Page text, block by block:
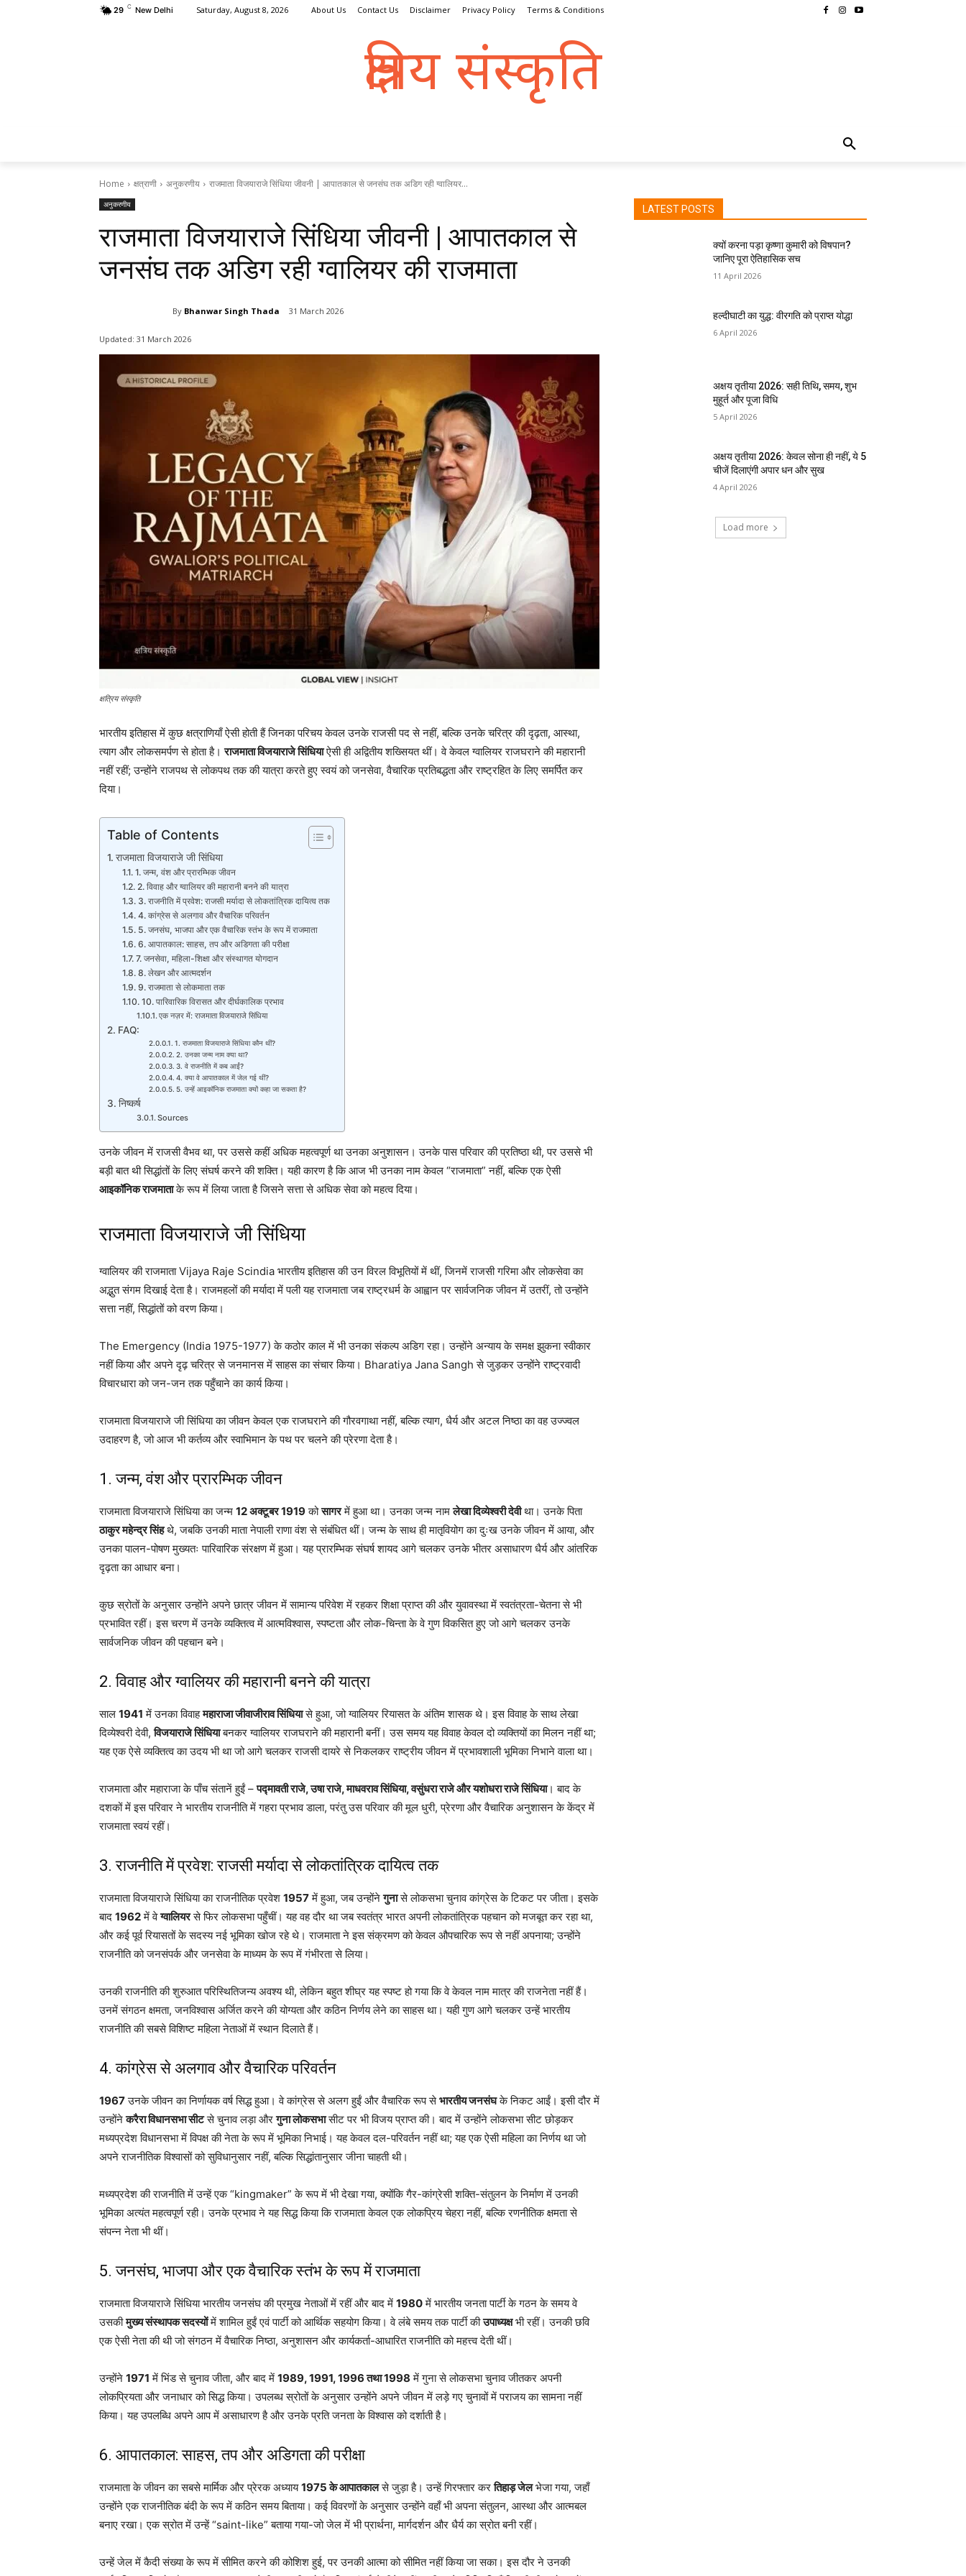
29 C New Delhi Saturday, August 8, 2026 About Us Contact Us Disclaimer Privacy Policy Terms & Conditions
क्षत्रिय संस्कृति
Home क्षत्राणी अनुकरणीय राजमाता विजयाराजे सिंधिया जीवनी | आपातकाल से जनसंघ तक अडिग रही ग्वालियर...
अनुकरणीय
राजमाता विजयाराजे सिंधिया जीवनी | आपातकाल से
जनसंघ तक अडिग रही ग्वालियर की राजमाता
By Bhanwar Singh Thada 31 March 2026
Updated: 31 March 2026
क्षत्रिय संस्कृति
भारतीय इतिहास में कुछ क्षत्राणियाँ ऐसी होती हैं जिनका परिचय केवल उनके राजसी पद से नहीं, बल्कि उनके चरित्र की दृढ़ता, आस्था,
त्याग और लोकसमर्पण से होता है।राजमाता विजयाराजे सिंधियाऐसी ही अद्वितीय शख्सियत थीं। वे केवल ग्वालियर राजघराने की महारानी
नहीं रहीं; उन्होंने राजपथ से लोकपथ तक की यात्रा करते हुए स्वयं को जनसेवा, वैचारिक प्रतिबद्धता और राष्ट्रहित के लिए समर्पित कर
दिया।
Table of Contents
राजमाता विजयाराजे जी सिंधिया
1. जन्म, वंश और प्रारम्भिक जीवन
2. विवाह और ग्वालियर की महारानी बनने की यात्रा
3. राजनीति में प्रवेश: राजसी मर्यादा से लोकतांत्रिक दायित्व तक
4. कांग्रेस से अलगाव और वैचारिक परिवर्तन
5. जनसंघ, भाजपा और एक वैचारिक स्तंभ के रूप में राजमाता
6. आपातकाल: साहस, तप और अडिगता की परीक्षा
7. जनसेवा, महिला-शिक्षा और संस्थागत योगदान
8. लेखन और आत्मदर्शन
9. राजमाता से लोकमाता तक
10. पारिवारिक विरासत और दीर्घकालिक प्रभाव
एक नज़र में: राजमाता विजयाराजे सिंधिया
FAQ:
1. राजमाता विजयाराजे सिंधिया कौन थीं?
2. उनका जन्म नाम क्या था?
3. वे राजनीति में कब आईं?
4. क्या वे आपातकाल में जेल गई थीं?
5. उन्हें आइकॉनिक राजमाता क्यों कहा जा सकता है?
निष्कर्ष
Sources
उनके जीवन में राजसी वैभव था, पर उससे कहीं अधिक महत्वपूर्ण था उनका अनुशासन। उनके पास परिवार की प्रतिष्ठा थी, पर उससे भी
बड़ी बात थी सिद्धांतों के लिए संघर्ष करने की शक्ति। यही कारण है कि आज भी उनका नाम केवल “राजमाता” नहीं, बल्कि एक ऐसी
आइकॉनिक राजमाताके रूप में लिया जाता है जिसने सत्ता से अधिक सेवा को महत्व दिया।
राजमाता विजयाराजे जी सिंधिया
ग्वालियर की राजमाता Vijaya Raje Scindia भारतीय इतिहास की उन विरल विभूतियों में थीं, जिनमें राजसी गरिमा और लोकसेवा का
अद्भुत संगम दिखाई देता है। राजमहलों की मर्यादा में पली यह राजमाता जब राष्ट्रधर्म के आह्वान पर सार्वजनिक जीवन में उतरीं, तो उन्होंने
सत्ता नहीं, सिद्धांतों को वरण किया।
The Emergency (India 1975-1977) के कठोर काल में भी उनका संकल्प अडिग रहा। उन्होंने अन्याय के समक्ष झुकना स्वीकार
नहीं किया और अपने दृढ़ चरित्र से जनमानस में साहस का संचार किया। Bharatiya Jana Sangh से जुड़कर उन्होंने राष्ट्रवादी
विचारधारा को जन-जन तक पहुँचाने का कार्य किया।
राजमाता विजयाराजे जी सिंधिया का जीवन केवल एक राजघराने की गौरवगाथा नहीं, बल्कि त्याग, धैर्य और अटल निष्ठा का वह उज्ज्वल
उदाहरण है, जो आज भी कर्तव्य और स्वाभिमान के पथ पर चलने की प्रेरणा देता है।
1. जन्म, वंश और प्रारम्भिक जीवन
राजमाता विजयाराजे सिंधिया का जन्म 12 अक्टूबर 1919कोसागरमें हुआ था। उनका जन्म नामलेखा दिव्येश्वरी देवीथा। उनके पिता
ठाकुर महेन्द्र सिंहथे, जबकि उनकी माता नेपाली राणा वंश से संबंधित थीं। जन्म के साथ ही मातृवियोग का दुःख उनके जीवन में आया, और
उनका पालन-पोषण मुख्यतः पारिवारिक संरक्षण में हुआ। यह प्रारम्भिक संघर्ष शायद आगे चलकर उनके भीतर असाधारण धैर्य और आंतरिक
दृढ़ता का आधार बना।
कुछ स्रोतों के अनुसार उन्होंने अपने छात्र जीवन में सामान्य परिवेश में रहकर शिक्षा प्राप्त की और युवावस्था में स्वतंत्रता-चेतना से भी
प्रभावित रहीं। इस चरण में उनके व्यक्तित्व में आत्मविश्वास, स्पष्टता और लोक-चिन्ता के वे गुण विकसित हुए जो आगे चलकर उनके
सार्वजनिक जीवन की पहचान बने।
2. विवाह औरग्वालियरकी महारानी बनने की यात्रा
साल 1941 में उनका विवाहमहाराजा जीवाजीराव सिंधियासे हुआ, जो ग्वालियर रियासत के अंतिम शासक थे। इस विवाह के साथ लेखा
दिव्येश्वरी देवी,विजयाराजे सिंधियाबनकर ग्वालियर राजघराने की महारानी बनीं। उस समय यह विवाह केवल दो व्यक्तियों का मिलन नहीं था;
यह एक ऐसे व्यक्तित्व का उदय भी था जो आगे चलकर राजसी दायरे से निकलकर राष्ट्रीय जीवन में प्रभावशाली भूमिका निभाने वाला था।
राजमाता और महाराजा के पाँच संतानें हुईं –पद्मावती राजे, उषा राजे, माधवराव सिंधिया, वसुंधरा राजे और यशोधरा राजे सिंधिया। बाद के
दशकों में इस परिवार ने भारतीय राजनीति में गहरा प्रभाव डाला, परंतु उस परिवार की मूल धुरी, प्रेरणा और वैचारिक अनुशासन के केंद्र में
राजमाता स्वयं रहीं।
3. राजनीति में प्रवेश: राजसी मर्यादा से लोकतांत्रिक दायित्व तक
राजमाता विजयाराजे सिंधिया का राजनीतिक प्रवेश 1957में हुआ, जब उन्होंनेगुनासे लोकसभा चुनाव कांग्रेस के टिकट पर जीता। इसके
बाद 1962में वेग्वालियरसे फिर लोकसभा पहुँचीं। यह वह दौर था जब स्वतंत्र भारत अपनी लोकतांत्रिक पहचान को मजबूत कर रहा था,
और कई पूर्व रियासतों के सदस्य नई भूमिका खोज रहे थे। राजमाता ने इस संक्रमण को केवल औपचारिक रूप से नहीं अपनाया; उन्होंने
राजनीति को जनसंपर्क और जनसेवा के माध्यम के रूप में गंभीरता से लिया।
उनकी राजनीति की शुरुआत परिस्थितिजन्य अवश्य थी, लेकिन बहुत शीघ्र यह स्पष्ट हो गया कि वे केवल नाम मात्र की राजनेता नहीं हैं।
उनमें संगठन क्षमता, जनविश्वास अर्जित करने की योग्यता और कठिन निर्णय लेने का साहस था। यही गुण आगे चलकर उन्हें भारतीय
राजनीति की सबसे विशिष्ट महिला नेताओं में स्थान दिलाते हैं।
4. कांग्रेस से अलगाव और वैचारिक परिवर्तन
1967उनके जीवन का निर्णायक वर्ष सिद्ध हुआ। वे कांग्रेस से अलग हुईं और वैचारिक रूप सेभारतीय जनसंघके निकट आईं। इसी दौर में
उन्होंनेकरैरा विधानसभा सीटसे चुनाव लड़ा औरगुना लोकसभासीट पर भी विजय प्राप्त की। बाद में उन्होंने लोकसभा सीट छोड़कर
मध्यप्रदेश विधानसभा में विपक्ष की नेता के रूप में भूमिका निभाई। यह केवल दल-परिवर्तन नहीं था; यह एक ऐसी महिला का निर्णय था जो
अपने राजनीतिक विश्वासों को सुविधानुसार नहीं, बल्कि सिद्धांतानुसार जीना चाहती थी।
मध्यप्रदेश की राजनीति में उन्हें एक “kingmaker” के रूप में भी देखा गया, क्योंकि गैर-कांग्रेसी शक्ति-संतुलन के निर्माण में उनकी
भूमिका अत्यंत महत्वपूर्ण रही। उनके प्रभाव ने यह सिद्ध किया कि राजमाता केवल एक लोकप्रिय चेहरा नहीं, बल्कि रणनीतिक क्षमता से
संपन्न नेता भी थीं।
5. जनसंघ, भाजपाऔर एक वैचारिक स्तंभ के रूप में राजमाता
राजमाता विजयाराजे सिंधिया भारतीय जनसंघ की प्रमुख नेताओं में रहीं और बाद में 1980में भारतीय जनता पार्टी के गठन के समय वे
उसकीमुख्य संस्थापक सदस्योंमें शामिल हुईं एवं पार्टी को आर्थिक सहयोग किया। वे लंबे समय तक पार्टी कीउपाध्यक्षभी रहीं। उनकी छवि
एक ऐसी नेता की थी जो संगठन में वैचारिक निष्ठा, अनुशासन और कार्यकर्ता-आधारित राजनीति को महत्त्व देती थीं।
उन्होंने 1971 में भिंड से चुनाव जीता, और बाद में 1989, 1991, 1996 तथा 1998 में गुना से लोकसभा चुनाव जीतकर अपनी
लोकप्रियता और जनाधार को सिद्ध किया। उपलब्ध स्रोतों के अनुसार उन्होंने अपने जीवन में लड़े गए चुनावों में पराजय का सामना नहीं
किया। यह उपलब्धि अपने आप में असाधारण है और उनके प्रति जनता के विश्वास को दर्शाती है।
6. आपातकाल: साहस, तप और अडिगता की परीक्षा
राजमाता के जीवन का सबसे मार्मिक और प्रेरक अध्याय1975 के आपातकालसे जुड़ा है। उन्हें गिरफ्तार करतिहाड़ जेलभेजा गया, जहाँ
उन्होंने एक राजनीतिक बंदी के रूप में कठिन समय बिताया। कई विवरणों के अनुसार उन्होंने वहाँ भी अपना संतुलन, आस्था और आत्मबल
बनाए रखा। एक स्रोत में उन्हें “saint-like” बताया गया-जो जेल में भी प्रार्थना, मार्गदर्शन और धैर्य का स्रोत बनी रहीं।
उन्हें जेल में कैदी संख्या के रूप में सीमित करने की कोशिश हुई, पर उनकी आत्मा को सीमित नहीं किया जा सका। इस दौर ने उनकी
LATEST POSTS
क्यों करना पड़ा कृष्णा कुमारी को विषपान?
जानिए पूरा ऐतिहासिक सच
11 April 2026
हल्दीघाटी का युद्ध: वीरगति को प्राप्त योद्धा
6 April 2026
अक्षय तृतीया 2026: सही तिथि, समय, शुभ
मुहूर्त और पूजा विधि
5 April 2026
अक्षय तृतीया 2026: केवल सोना ही नहीं, ये 5
चीजें दिलाएंगी अपार धन और सुख
4 April 2026
Load more